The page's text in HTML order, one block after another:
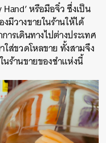
หรือมือจิ๋ว ซึ่งเป็น
วางขายในร้านให้ได้
ารเดินทางไปต่างประเทศ
ส่ขวดโหลขาย ทั้งสามจึง
นร้านขายของชำแห่งนี้